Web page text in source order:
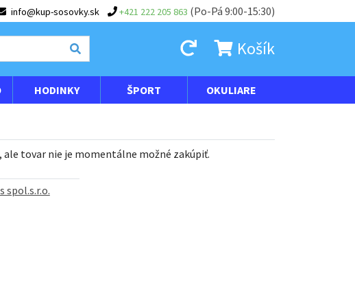
info@kup-sosovky.sk +421 222 205 863 (Po-Pá 9:00-15:30)
Košík
HODINKY ŠPORT OKULIARE
ale tovar nie je momentálne možné zakúpiť.
spol.s.r.o.